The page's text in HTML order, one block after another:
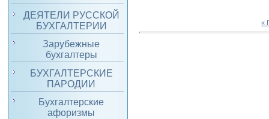
ДЕЯТЕЛИ РУССКОЙ
БУХГАЛТЕРИИ
Зарубежные
бухгалтеры
БУХГАЛТЕРСКИЕ
ПАРОДИИ
Бухгалтерские
афоризмы
«